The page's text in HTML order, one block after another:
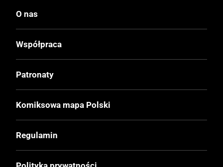
O nas
Współpraca
Patronaty
Komiksowa mapa Polski
Regulamin